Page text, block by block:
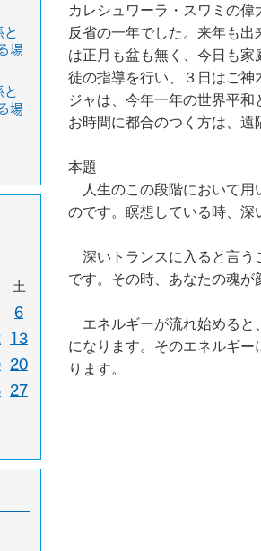
カレシュワーラ・スワミの偉
反省の一年でした。来年も
は正月も盆も無く、今日も
徒の指導を行い、３日はご神
ジャは、今年一年の世界平
お時間に都合のつく方は、遠
本題
人生のこの段階において用
のです。瞑想している時、深
深いトランスに入ると言う
です。その時、あなたの魂が
エネルギーが流れ始めると
になります。そのエネルギ
ります。
場
場
土
6
13
20
27